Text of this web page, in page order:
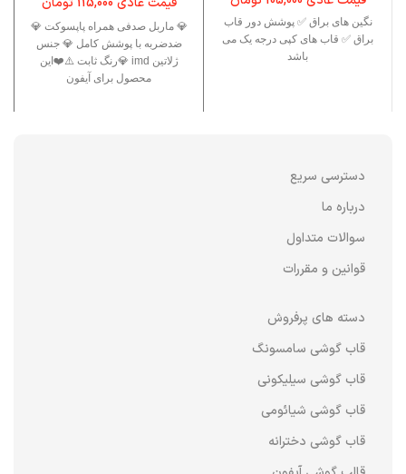
نگین های براق ✅ پوشش دور قاب
براق ✅ قاب های کپی درجه یک می
باشد
💎 ماربل صدفی همراه پاپسوکت 💎
ضدضربه با پوشش کامل 💎 جنس
ژلاتین imd 💎رنگ ثابت ⚠️❤️این
محصول برای آیفون
دسترسی سریع
درباره ما
سوالات متداول
قوانین و مقررات
دسته های پرفروش
قاب گوشی سامسونگ
قاب گوشی سیلیکونی
قاب گوشی شیائومی
قاب گوشی دخترانه